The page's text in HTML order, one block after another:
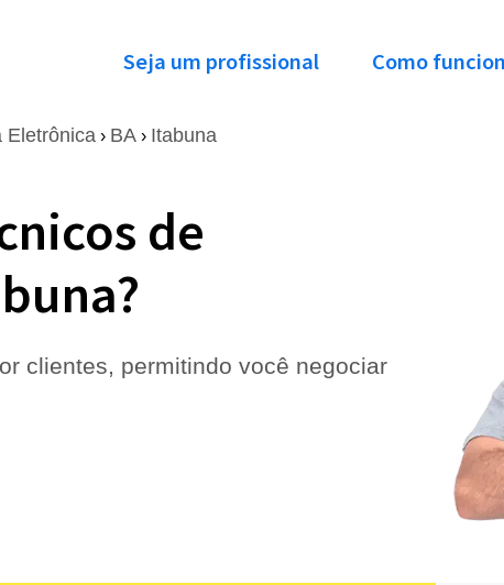
Seja um profissional Como
Eletrônica › BA › Itabuna
de
clientes, permitindo você negociar